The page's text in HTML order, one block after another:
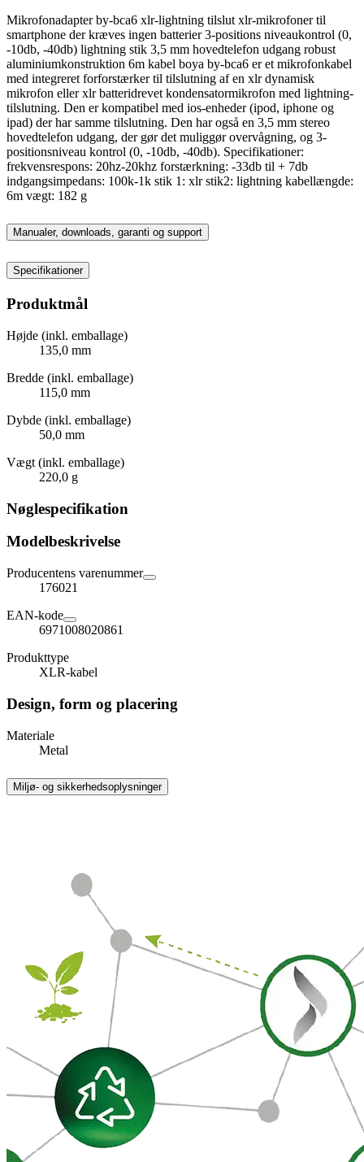
Mikrofonadapter by-bca6 xlr-lightning tilslut xlr-mikrofoner til
smartphone der kræves ingen batterier 3-positions niveaukontrol (0,
-10db, -40db) lightning stik 3,5 mm hovedtelefon udgang robust
aluminiumkonstruktion 6m kabel boya by-bca6 er et mikrofonkabel
med integreret forforstærker til tilslutning af en xlr dynamisk
mikrofon eller xlr batteridrevet kondensatormikrofon med lightning-
tilslutning. Den er kompatibel med ios-enheder (ipod, iphone og
ipad) der har samme tilslutning. Den har også en 3,5 mm stereo
hovedtelefon udgang, der gør det muliggør overvågning, og 3-
positionsniveau kontrol (0, -10db, -40db). Specifikationer:
frekvensrespons: 20hz-20khz forstærkning: -33db til + 7db
indgangsimpedans: 100k-1k stik 1: xlr stik2: lightning kabellængde:
6m vægt: 182 g
Manualer, downloads, garanti og support
Specifikationer
Produktmål
Højde (inkl. emballage)
135,0 mm
Bredde (inkl. emballage)
115,0 mm
Dybde (inkl. emballage)
50,0 mm
Vægt (inkl. emballage)
220,0 g
Nøglespecifikation
Modelbeskrivelse
Producentens varenummer
176021
EAN-kode
6971008020861
Produkttype
XLR-kabel
Design, form og placering
Materiale
Metal
Miljø- og sikkerhedsoplysninger